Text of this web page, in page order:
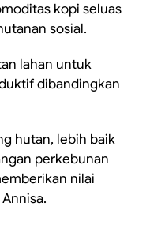
kopi seluas
sosial.
lahan untuk
dibandingkan
hutan, lebih baik
perkebunan
nilai